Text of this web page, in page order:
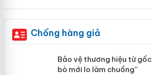
Chống hàng giả
Bảo vệ thương hiệu từ
“mất bò mới lo làm